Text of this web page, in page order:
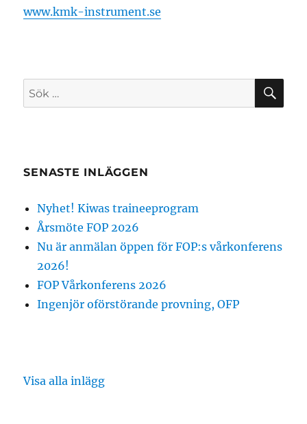
www.kmk-instrument.se
Sök
efter:
SENASTE INLÄGGEN
Nyhet! Kiwas traineeprogram
Årsmöte FOP 2026
Nu är anmälan öppen för FOP:s vårkonferens
2026!
FOP Vårkonferens 2026
Ingenjör oförstörande provning, OFP
Visa alla inlägg